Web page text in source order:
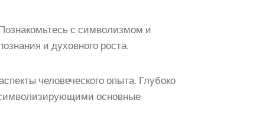
с символизмом и
и духовного роста.
человеческого опыта. Глубоко
основные